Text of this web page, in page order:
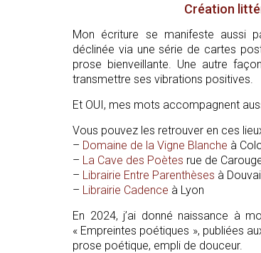
Création
Mon écriture se manifeste aussi
déclinée via une série de cartes
prose bienveillante. Une autre
transmettre ses vibrations positives.
Et OUI, mes mots accompagnent
Vous pouvez les retrouver en ces
– Domaine de la Vigne Blanche à
– La Cave des Poètes rue de
– Librairie Entre Parenthèses à
– Librairie Cadence à Lyon
En 2024, j’ai donné naissance à
« Empreintes poétiques », publiées
prose poétique, empli de douceur.